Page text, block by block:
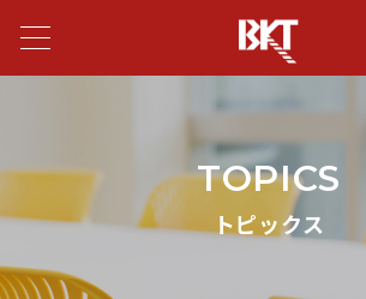
TOPICS
トピックス